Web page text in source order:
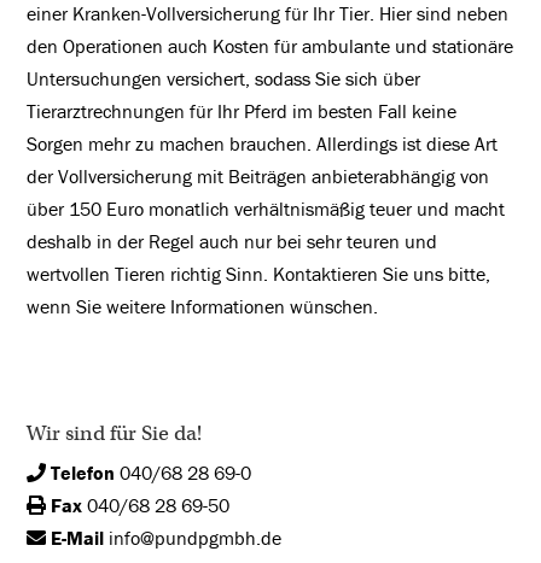
einer Kranken-Vollversicherung für Ihr Tier. Hier sind neben
den Operationen auch Kosten für ambulante und stationäre
Untersuchungen versichert, sodass Sie sich über
Tierarztrechnungen für Ihr Pferd im besten Fall keine
Sorgen mehr zu machen brauchen. Allerdings ist diese Art
der Vollversicherung mit Beiträgen anbieterabhängig von
über 150 Euro monatlich verhältnismäßig teuer und macht
deshalb in der Regel auch nur bei sehr teuren und
wertvollen Tieren richtig Sinn. Kontaktieren Sie uns bitte,
wenn Sie weitere Informationen wünschen.
Wir sind für Sie da!
Telefon 040/68 28 69-0
Fax 040/68 28 69-50
E-Mail info@pundpgmbh.de